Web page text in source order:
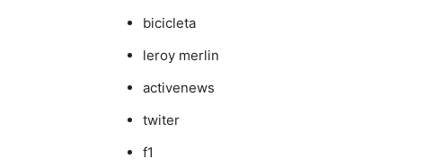
bicicleta
leroy merlin
activenews
twiter
f1